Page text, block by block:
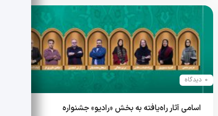
0 دیدگاه
اسامی آثار راه‌یافته به بخش «رادیو» جشنواره